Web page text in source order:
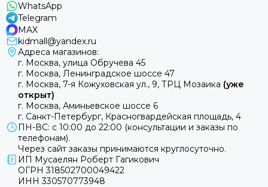
WhatsApp
Telegram
MAX
kidmall@yandex.ru
Адреса магазинов:
г. Москва, улица Обручева 45
г. Москва, Ленинградское шоссе 47
г. Москва, 7-я Кожуховская ул., 9, ТРЦ Мозаика (уже
открыт)
г. Москва, Аминьевское шоссе 6
г. Санкт-Петербург, Красногвардейская площадь, 4
ПН-ВС: с 10:00 до 22:00 (консультации и заказы по
телефонам).
Через сайт заказы принимаются круглосуточно.
ИП Мусаелян Роберт Гагикович
ОГРН 318502700049422
ИНН 330570773948